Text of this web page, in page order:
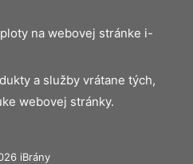
na webovej stránke i-
a služby vrátane tých,
webovej stránky.
iBrány